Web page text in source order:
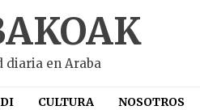
diaria en Araba
CULTURA NOSOTROS